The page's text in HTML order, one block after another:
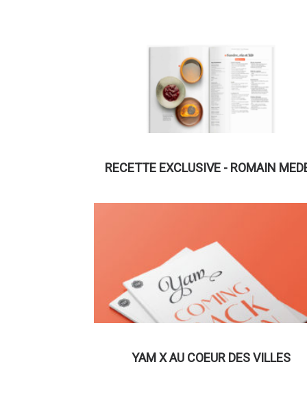
RECETTE EXCLUSIVE - ROMAIN
YAM X AU COEUR DES VILLES